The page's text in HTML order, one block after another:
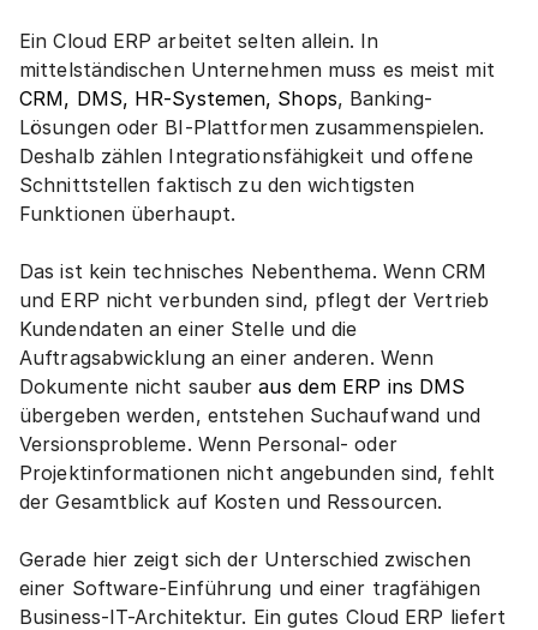
Ein Cloud ERP arbeitet selten allein. In
mittelständischen Unternehmen muss es meist mit
CRM, DMS, HR-Systemen, Shops, Banking-
Lösungen oder BI-Plattformen zusammenspielen.
Deshalb zählen Integrationsfähigkeit und offene
Schnittstellen faktisch zu den wichtigsten
Funktionen überhaupt.
Das ist kein technisches Nebenthema. Wenn CRM
und ERP nicht verbunden sind, pflegt der Vertrieb
Kundendaten an einer Stelle und die
Auftragsabwicklung an einer anderen. Wenn
Dokumente nicht sauber aus dem ERP ins DMS
übergeben werden, entstehen Suchaufwand und
Versionsprobleme. Wenn Personal- oder
Projektinformationen nicht angebunden sind, fehlt
der Gesamtblick auf Kosten und Ressourcen.
Gerade hier zeigt sich der Unterschied zwischen
einer Software-Einführung und einer tragfähigen
Business-IT-Architektur. Ein gutes Cloud ERP liefert